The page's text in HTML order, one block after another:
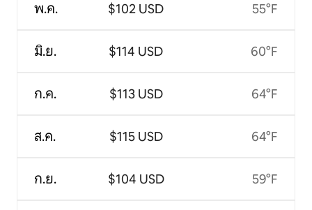
พ.ค.
มิ.ย.
ก.ค.
ส.ค.
ก.ย.
$102 USD
$114 USD
$113 USD
$115 USD
$104 USD
55°F
60°F
64°F
64°F
59°F